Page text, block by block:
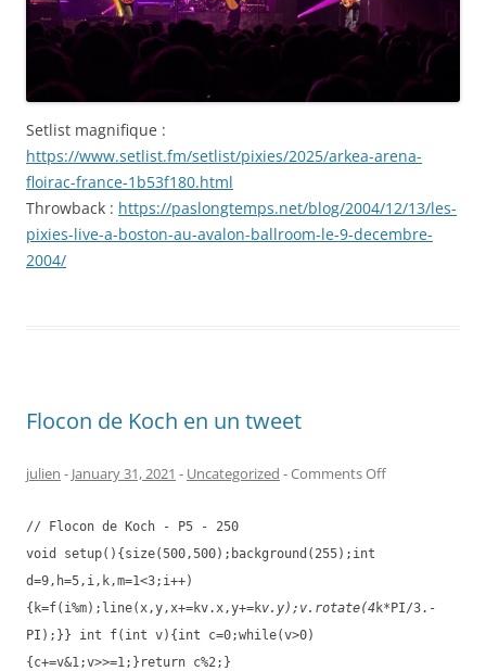
Setlist magnifique :
https://www.setlist.fm/setlist/pixies/2025/arkea-arena-
floirac-france-1b53f180.html
Throwback : https://paslongtemps.net/blog/2004/12/13/les-
pixies-live-a-boston-au-avalon-ballroom-le-9-decembre-
2004/
Flocon de Koch en un tweet
julien - January 31, 2021 - Uncategorized -Comments Offon
un
// Flocon de Koch - P5 - 250
void setup(){size(500,500);background(255);int
d=9,h=5,i,k,m=1<3;i++)
{k=f(i%m);line(x,y,x+=kv.x,y+=kv.y);v.rotate(4k*PI/3.-
PI);}} int f(int v){int c=0;while(v>0)
{c+=v&1;v>>=1;}return c%2;}